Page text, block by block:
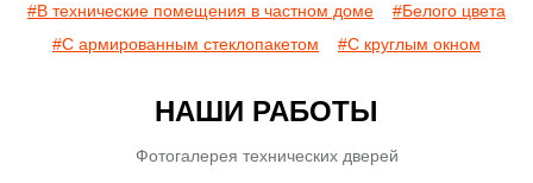
#В технические помещения в частном доме
#Белого цвета
#С армированным стеклопакетом
#С круглым окном
НАШИ РАБОТЫ
Фотогалерея технических дверей